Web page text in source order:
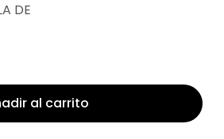
DE
al carrito